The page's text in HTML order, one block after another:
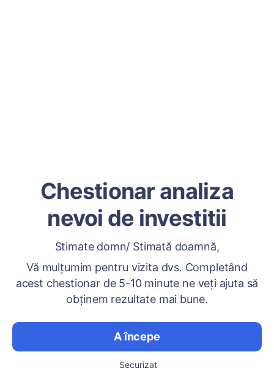
Chestionar analiza
nevoi de investitii
Stimate domn/ Stimată doamnă,
Vă mulțumim pentru vizita dvs. Completând
acest chestionar de 5-10 minute ne veți ajuta să
obținem rezultate mai bune.
A începe
Securizat